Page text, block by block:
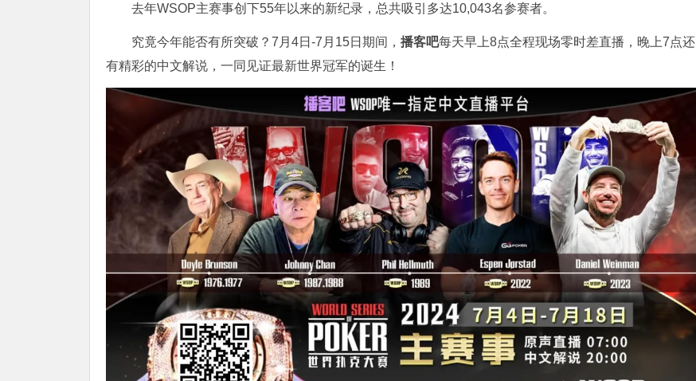
去年WSOP主赛事创下55年以来的新纪录，总共吸引多达10,043名参赛者。
究竟今年能否有所突破？7月4日-7月15日期间， 播客吧每天早上8点全程现场零时差直播，晚上7点还
有精彩的中文解说，一同见证最新世界冠军的诞生！